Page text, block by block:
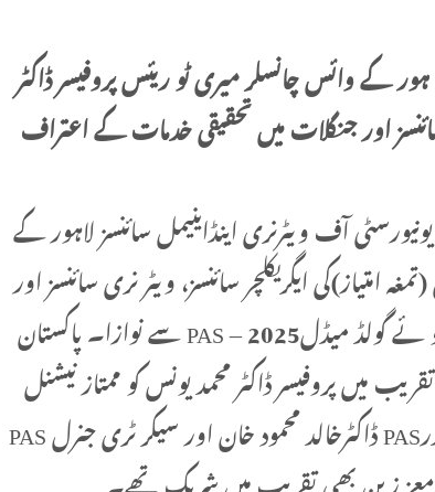
کے وائس چانسلر میری ٹو ریئس پروفیسر ڈاکٹر
سائنسز اور جنگلات میں تحقیقی خدمات کے اعتراف
نے یونیورسٹی آف ویٹرنری اینڈاینیمل سائنسز لاہور کے
امتیاز)کی ایگریکلچر سائنسز، ویٹر نری سائنسز اور
جنگلات میں پیشہ وارانہ تحقیقی خدمات کو سرا ہتے ہو ئے گولڈ میڈل2025 – PAS سے نوازا۔ پاکستان
میں پروفیسر ڈاکٹر محمد یونس کو ممتاز نیشنل
پروفیسر کو ثر عبداللہ ملک نے ایوارڈ پیش کیا جبکہ صدرPAS ڈاکٹرخالد محمود خان اور سیکر ٹری جنرل PAS
معز زین بھی تقریب میں شریک تھے۔